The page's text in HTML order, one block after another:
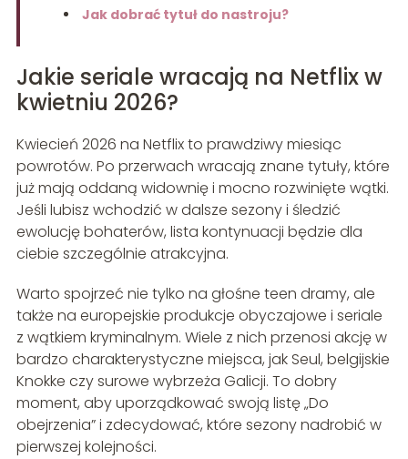
Jak dobrać tytuł do nastroju?
Jakie seriale wracają na Netflix w
kwietniu 2026?
Kwiecień 2026 na Netflix to prawdziwy miesiąc
powrotów. Po przerwach wracają znane tytuły, które
już mają oddaną widownię i mocno rozwinięte wątki.
Jeśli lubisz wchodzić w dalsze sezony i śledzić
ewolucję bohaterów, lista kontynuacji będzie dla
ciebie szczególnie atrakcyjna.
Warto spojrzeć nie tylko na głośne teen dramy, ale
także na europejskie produkcje obyczajowe i seriale
z wątkiem kryminalnym. Wiele z nich przenosi akcję w
bardzo charakterystyczne miejsca, jak Seul, belgijskie
Knokke czy surowe wybrzeża Galicji. To dobry
moment, aby uporządkować swoją listę „Do
obejrzenia” i zdecydować, które sezony nadrobić w
pierwszej kolejności.